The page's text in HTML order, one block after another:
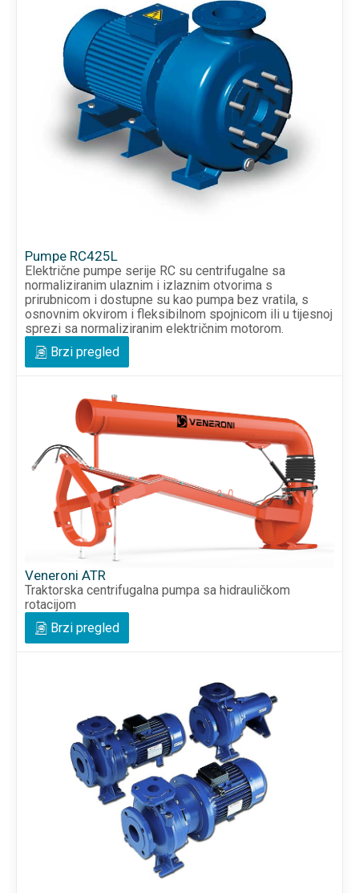
Pumpe RC425L
Električne pumpe serije RC su centrifugalne sa
normaliziranim ulaznim i izlaznim otvorima s
prirubnicom i dostupne su kao pumpa bez vratila, s
osnovnim okvirom i fleksibilnom spojnicom ili u tijesnoj
sprezi sa normaliziranim električnim motorom.
Brzi pregled
Veneroni ATR
Traktorska centrifugalna pumpa sa hidrauličkom
rotacijom
Brzi pregled